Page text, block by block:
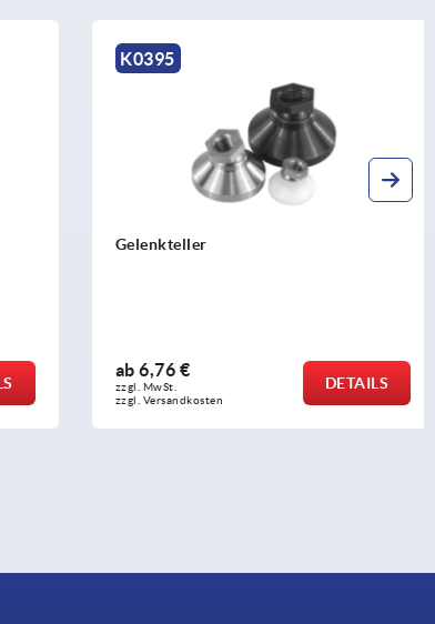
K0395
Gelenkteller
ab6,76 €
zzgl. MwSt.
zzgl. Versandkosten
DETAILS